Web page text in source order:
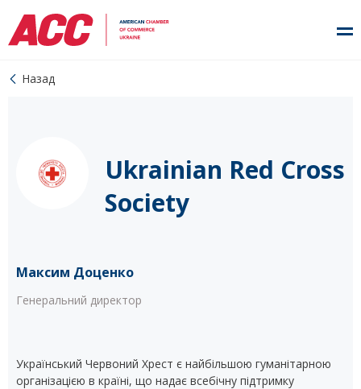
Назад
Ukrainian Red Cross
Society
Максим Доценко
Генеральний директор
Український Червоний Хрест є найбільшою гуманітарною
організацією в країні, що надає всебічну підтримку